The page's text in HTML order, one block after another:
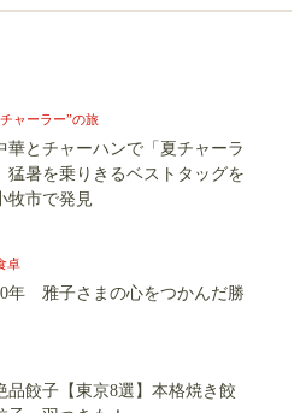
ャーラー”の旅
華とチャーハンで「夏チャーラ
暑を乗りきるベストタッグを
牧市で発見
卓
年 雅子さまの心をつかんだ勝
品餃子【東京8選】本格焼き餃